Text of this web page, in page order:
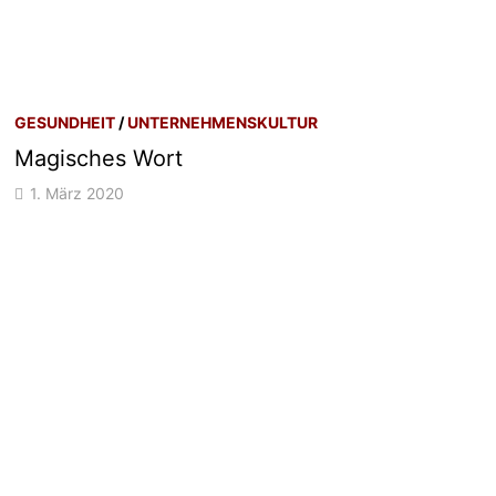
GESUNDHEIT /UNTERNEHMENSKULTUR
Magisches Wort
1. März 2020